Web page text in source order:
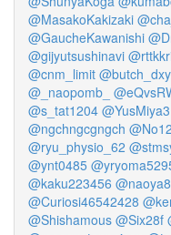
@MasakoKakizaki
@GaucheKawanishi
@gijyutsushinavi
@cnm_limit
@_naopomb_
@s_tat1204
@ngchngcgngch
@ryu_physio_62
@ynt0485
@kaku223456
@Curiosi46542428
@Shishamous @Six28f